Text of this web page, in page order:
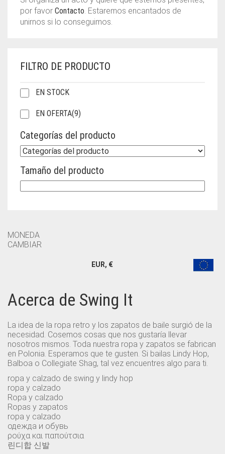
por favor Contacto. Estaremos encantados de
unirnos si lo conseguimos.
FILTRO DE PRODUCTO
EN STOCK
EN OFERTA(9)
Categorías del producto
Tamaño del producto
MONEDA
CAMBIAR
EUR, €
Acerca de Swing It
La idea de la ropa retro y los zapatos de baile surgió de la
necesidad. Cosemos cosas que nos gustaría llevar
nosotros mismos. Toda nuestra ropa y zapatos se fabrican
en Polonia. Esperamos que te gusten. Si bailas Lindy Hop,
Balboa o Collegiate Shag, tal vez encuentres algo para ti.
ropa y calzado de swing y lindy hop
ropa y calzado
Ropa y calzado
Ropas y zapatos
ropa y calzado
одежда и обувь
ρούχα και παπούτσια
린디합 신발